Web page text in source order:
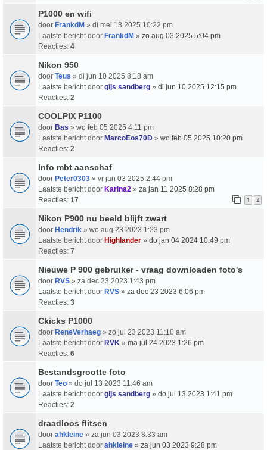
P1000 en wifi
door FrankdM » di mei 13 2025 10:22 pm
Laatste bericht door FrankdM » zo aug 03 2025 5:04 pm
Reacties: 4
Nikon 950
door Teus » di jun 10 2025 8:18 am
Laatste bericht door gijs sandberg » di jun 10 2025 12:15 pm
Reacties: 2
COOLPIX P1100
door Bas » wo feb 05 2025 4:11 pm
Laatste bericht door MarcoEos70D » wo feb 05 2025 10:20 pm
Reacties: 2
Info mbt aanschaf
door Peter0303 » vr jan 03 2025 2:44 pm
Laatste bericht door Karina2 » za jan 11 2025 8:28 pm
Reacties: 17 1 2
Nikon P900 nu beeld blijft zwart
door Hendrik » wo aug 23 2023 1:23 pm
Laatste bericht door Highlander » do jan 04 2024 10:49 pm
Reacties: 7
Nieuwe P 900 gebruiker - vraag downloaden foto's
door RVS » za dec 23 2023 1:43 pm
Laatste bericht door RVS » za dec 23 2023 6:06 pm
Reacties: 3
Ckicks P1000
door ReneVerhaeg » zo jul 23 2023 11:10 am
Laatste bericht door RVK » ma jul 24 2023 1:26 pm
Reacties: 6
Bestandsgrootte foto
door Teo » do jul 13 2023 11:46 am
Laatste bericht door gijs sandberg » do jul 13 2023 1:41 pm
Reacties: 2
draadloos flitsen
door ahkleine » za jun 03 2023 8:33 am
Laatste bericht door ahkleine » za jun 03 2023 9:28 pm